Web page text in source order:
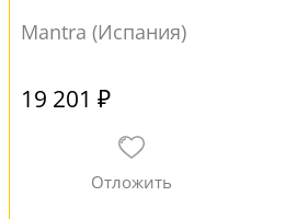
Mantra (Испания)
19 201 ₽